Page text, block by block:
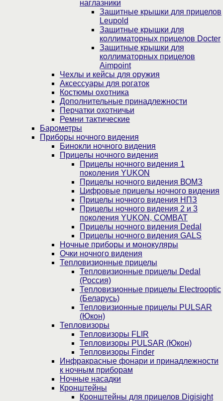
наглазники
Защитные крышки для прицелов
Leupold
Защитные крышки для
коллиматорных прицелов Docter
Защитные крышки для
коллиматорных прицелов
Aimpoint
Чехлы и кейсы для оружия
Аксессуары для рогаток
Костюмы охотника
Дополнительные принадлежности
Перчатки охотничьи
Ремни тактические
Барометры
Приборы ночного видения
Бинокли ночного видения
Прицелы ночного видения
Прицелы ночного видения 1
поколения YUKON
Прицелы ночного видения ВОМЗ
Цифровые прицелы ночного видения
Прицелы ночного видения НПЗ
Прицелы ночного видения 2 и 3
поколения YUKON, COMBAT
Прицелы ночного видения Dedal
Прицелы ночного видения GALS
Ночные приборы и монокуляры
Очки ночного видения
Тепловизионные прицелы
Тепловизионные прицелы Dedal
(Россия)
Тепловизионные прицелы Electrooptic
(Беларусь)
Тепловизионные прицелы PULSAR
(Юкон)
Тепловизоры
Тепловизоры FLIR
Тепловизоры PULSAR (Юкон)
Тепловизоры Finder
Инфракрасные фонари и принадлежности
к ночным приборам
Ночные насадки
Кронштейны
Кронштейны для прицелов Digisight